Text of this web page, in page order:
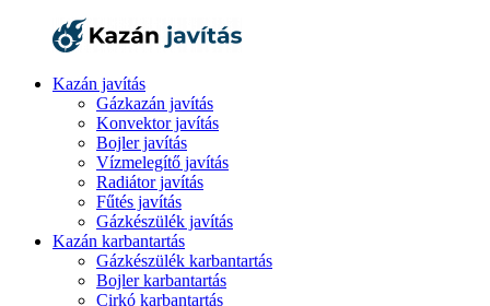
Kazán javítás
Gázkazán javítás
Konvektor javítás
Bojler javítás
Vízmelegítő javítás
Radiátor javítás
Fűtés javítás
Gázkészülék javítás
Kazán karbantartás
Gázkészülék karbantartás
Bojler karbantartás
Cirkó karbantartás